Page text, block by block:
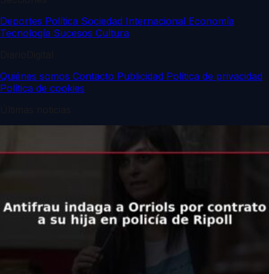
Deportes Política Sociedad Internacional Economía
Tecnología Sucesos Cultura
Quiénes somos Contacto Publicidad Política de privacidad
Política de cookies